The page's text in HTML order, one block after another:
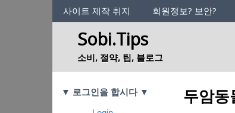
사이트의 정체성
사이트 제작 취지 회원정보? 보안?
Sobi.Tips
소비, 절약, 팁, 블로그
Categories
두암
▼ 로그인을 합시다 ▼